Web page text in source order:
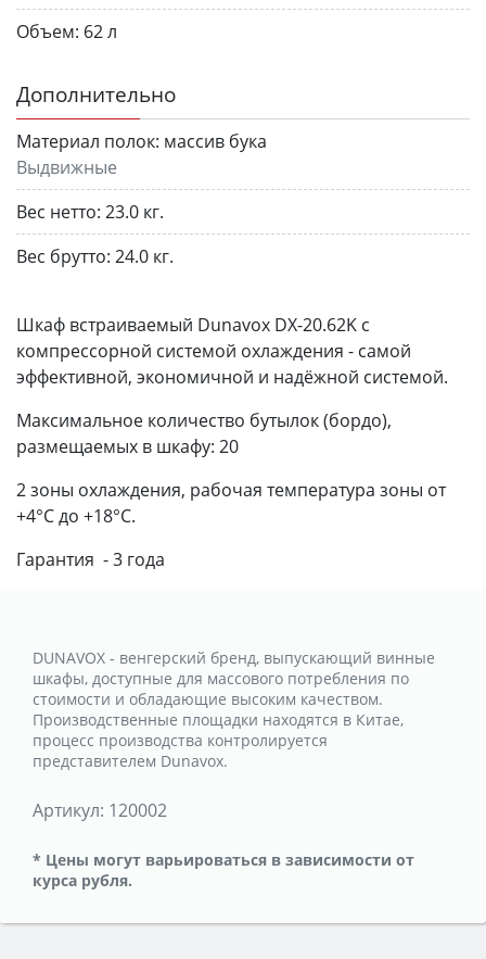
Объем: 62 л
Дополнительно
Материал полок: массив бука
Выдвижные
Вес нетто: 23.0 кг.
Вес брутто: 24.0 кг.
Шкаф встраиваемый Dunavox DX-20.62K с
компрессорной системой охлаждения - самой
эффективной, экономичной и надёжной системой.
Максимальное количество бутылок (бордо),
размещаемых в шкафу: 20
2 зоны охлаждения, рабочая температура зоны от
+4°C до +18°C.
Гарантия - 3 года
DUNAVOX - венгерский бренд, выпускающий винные
шкафы, доступные для массового потребления по
стоимости и обладающие высоким качеством.
Производственные площадки находятся в Китае,
процесс производства контролируется
представителем Dunavox.
Артикул: 120002
* Цены могут варьироваться в зависимости от
курса рубля.